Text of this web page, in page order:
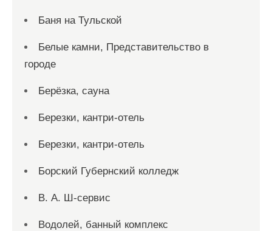
Баня на Тульской
Белые камни, Представительство в
городе
Берёзка, сауна
Березки, кантри-отель
Березки, кантри-отель
Борский Губернский колледж
В. А. Ш-сервис
Водолей, банный комплекс